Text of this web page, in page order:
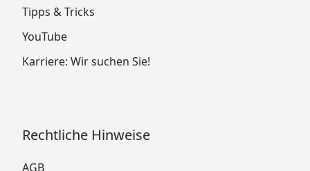
Tipps & Tricks
YouTube
Karriere: Wir suchen Sie!
Rechtliche Hinweise
AGB